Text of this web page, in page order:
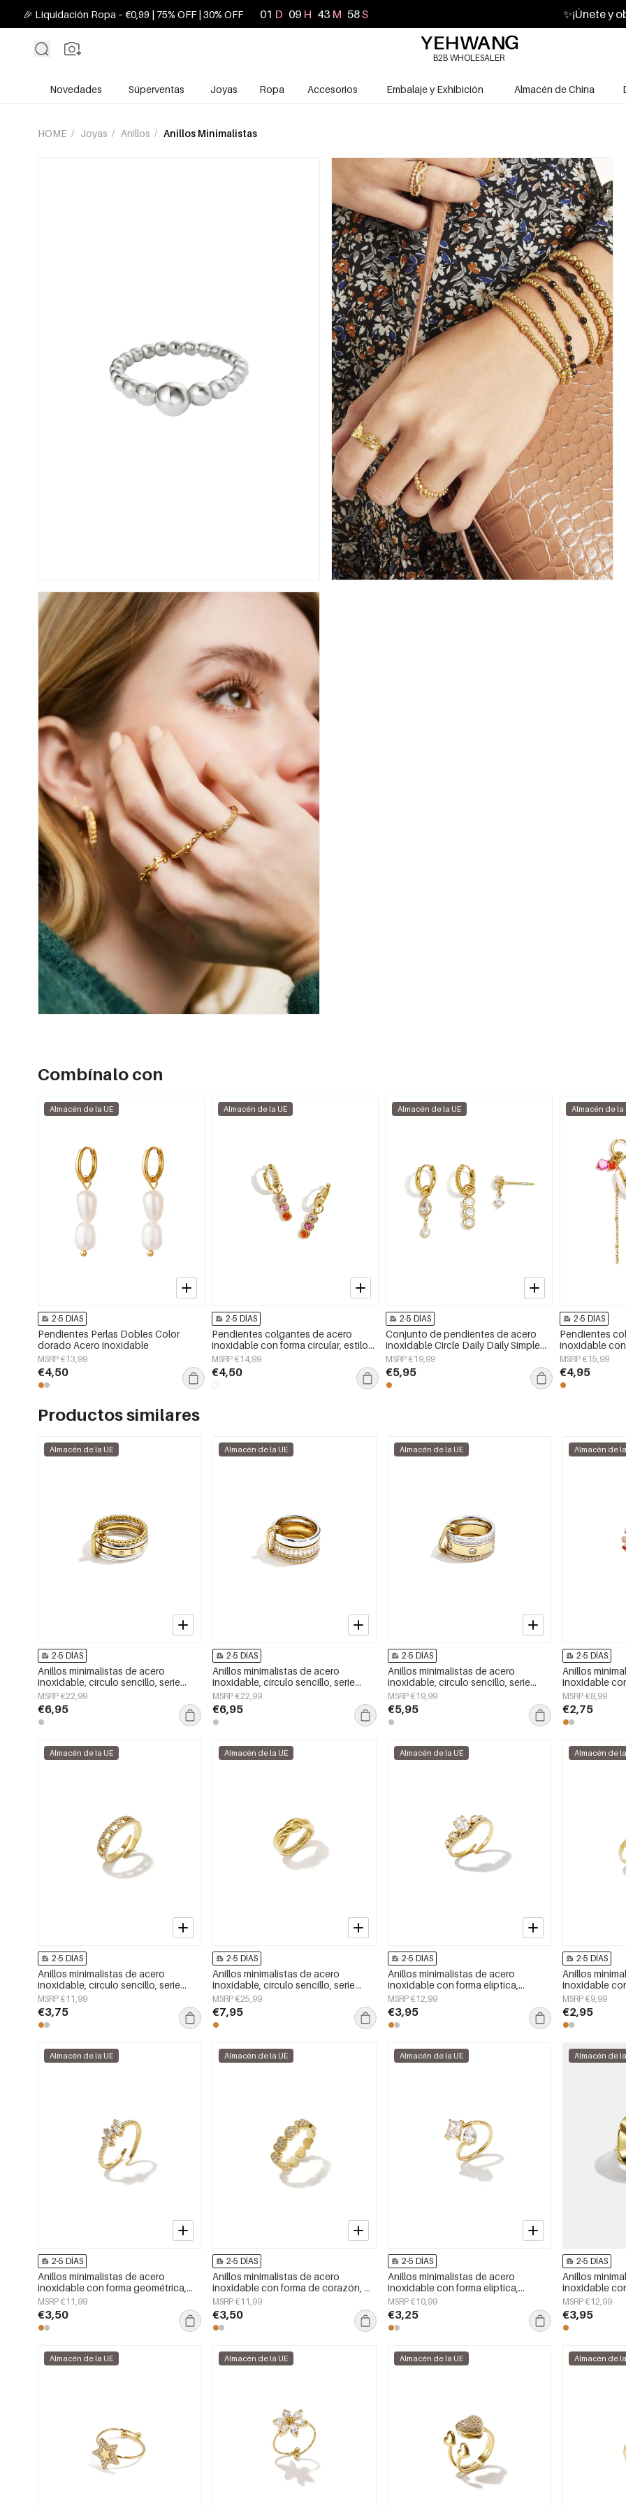
🎉 Liquidación Ropa – €0,99 | 75% OFF | 30% OFF 01 D 09 H 43 M 56S ✨¡Únete y
B2B WHOLESALER
Novedades Súperventas Joyas Ropa Accesorios Embalaje y Exhibición Almacén de China
HOME / Joyas / Anillos / Anillos Minimalistas
Combínalo con
Almacén de la UE
2-5 DÍAS
Pendientes Perlas Dobles Color
dorado Acero inoxidable
MSRP €13,99
€4,50
Almacén de la UE
2-5 DÍAS
Pendientes colgantes de acero
inoxidable con forma circular, estilo
casual y sencillo para uso diario.
Joyería para mujer.
MSRP €14,99
€4,50
Almacén de la UE
2-5 DÍAS
Conjunto de pendientes de acero
inoxidable Circle Daily Daily Simple
Series Joyería para mujer
MSRP €19,99
€5,95
Almacén de la
2-5 DÍAS
Pendientes
inoxidable
serie Simple
MSRP €15,99
€4,95
Productos similares
Almacén de la UE
2-5 DÍAS
Anillos minimalistas de acero
inoxidable, círculo sencillo, serie
Daily Simple, joyería para mujer.
MSRP €22,99
€6,95
Almacén de la UE
2-5 DÍAS
Anillos minimalistas de acero
inoxidable, círculo sencillo, serie
Daily Simple, joyería para mujer.
MSRP €22,99
€6,95
Almacén de la UE
2-5 DÍAS
Anillos minimalistas de acero
inoxidable, círculo sencillo, serie
Daily Simple, joyería para mujer.
MSRP €19,99
€5,95
Almacén de
2-5 DÍAS
Anillos
inoxidable
casual y
Joyería para
MSRP €8,99
€2,75
Almacén de la UE
2-5 DÍAS
Anillos minimalistas de acero
inoxidable, círculo sencillo, serie
Daily Simple, joyería para mujer.
MSRP €11,99
€3,75
Almacén de la UE
2-5 DÍAS
Anillos minimalistas de acero
inoxidable, círculo sencillo, serie
Daily Simple, joyería para mujer.
MSRP €25,99
€7,95
Almacén de la UE
2-5 DÍAS
Anillos minimalistas de acero
inoxidable con forma elíptica,
sencillos para uso diario, de la serie
Simple. Joyería para mujer.
MSRP €12,99
€3,95
Almacén de
2-5 DÍAS
Anillos
inoxidable
Simple para
MSRP €9,99
€2,95
Almacén de la UE
2-5 DÍAS
Anillos minimalistas de acero
inoxidable con forma geométrica,
sencillos para uso diario, serie
Simple. Joyería para mujer.
MSRP €11,99
€3,50
Almacén de la UE
2-5 DÍAS
Anillos minimalistas de acero
inoxidable con forma de corazón, de
la serie Daily Simple para mujer.
MSRP €11,99
€3,50
Almacén de la UE
2-5 DÍAS
Anillos minimalistas de acero
inoxidable con forma elíptica,
sencillos para uso diario, de la serie
Simple. Joyería para mujer.
MSRP €10,99
€3,25
Almacén de
2-5 DÍAS
Anillos
inoxidable
sencillos para
Simple.
MSRP €12,99
€3,95
Almacén de la UE Almacén de la UE Almacén de la UE Almacén de